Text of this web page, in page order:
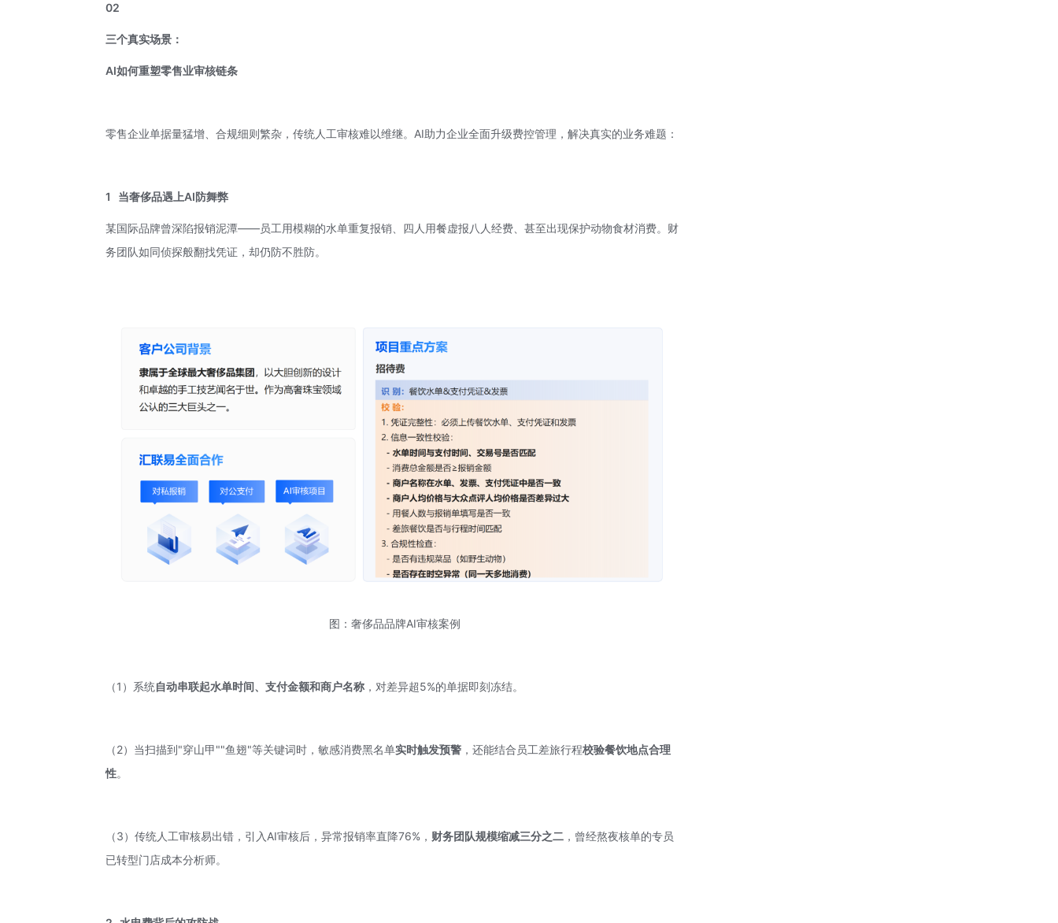
02
三个真实场景：
AI如何重塑零售业审核链条
零售企业单据量猛增、合规细则繁杂，传统人工审核难以维继。AI助力企业全面升级费控管理，解决真实的业务难题：
1 当奢侈品遇上AI防舞弊
某国际品牌曾深陷报销泥潭——员工用模糊的水单重复报销、四人用餐虚报八人经费、甚至出现保护动物食材消费。财
务团队如同侦探般翻找凭证，却仍防不胜防。
图：奢侈品品牌AI审核案例
（1）系统自动串联起水单时间、支付金额和商户名称 ，对差异超5%的单据即刻冻结。
（2）当扫描到"穿山甲""鱼翅"等关键词时，敏感消费黑名单实时触发预警 ，还能结合员工差旅行程校验餐饮地点合理
性。
（3）传统人工审核易出错，引入AI审核后，异常报销率直降76%， 财务团队规模缩减三分之二 ，曾经熬夜核单的专员
已转型门店成本分析师。